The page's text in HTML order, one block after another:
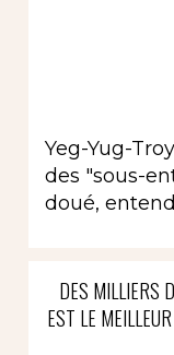
Yeg-Yug-
des "sous-
doué,
DES MILLIERS
EST LE